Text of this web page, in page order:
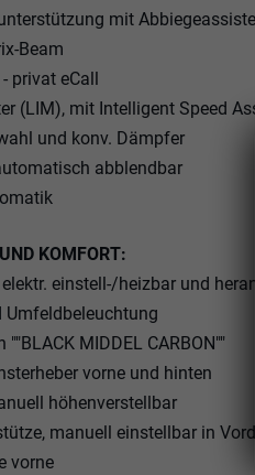
mit
Beam
privat eCall
(LIM), mit Intelligent Speed
und konv. Dämpfer
abblendbar
KOMFORT:
einstell-/heizbar und
Umfeldbeleuchtung
MIDDEL CARBON""
vorne und hinten
höhenverstellbar
manuell einstellbar in
vorne